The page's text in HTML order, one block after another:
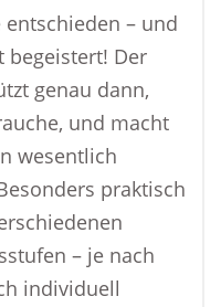
entschieden – und
begeistert! Der
genau dann,
und macht
wesentlich
praktisch
– je nach
individuell